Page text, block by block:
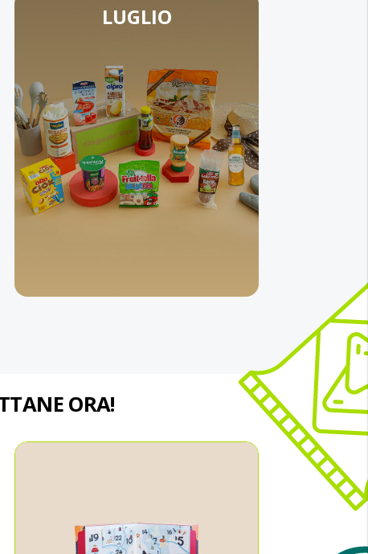
LUGLIO
ORA!